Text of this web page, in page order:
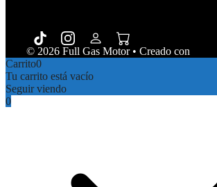
© 2026 Full Gas Motor• Creado con
Carrito0
Tu carrito está vacío
Seguir viendo
0